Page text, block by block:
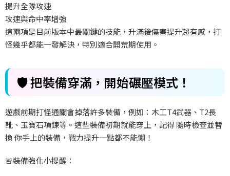
提升全隊攻速
攻速與命中率增強
這兩項是目前版本中最關鍵的技能，升滿後傷害提升超有感，打
怪幾乎都能一發解決，特別適合開荒期使用。
🛡️ 把裝備穿滿，開始碾壓模式！
遊戲前期打怪通關會掉落許多裝備，例如：木工T4武器、T2長
靴、玉寶石項鍊等。這些裝備初期就能穿上，記得 隨時檢查並替
換 你手上的裝備，戰力提升一點都不能懶！
🚨裝備強化小提醒：